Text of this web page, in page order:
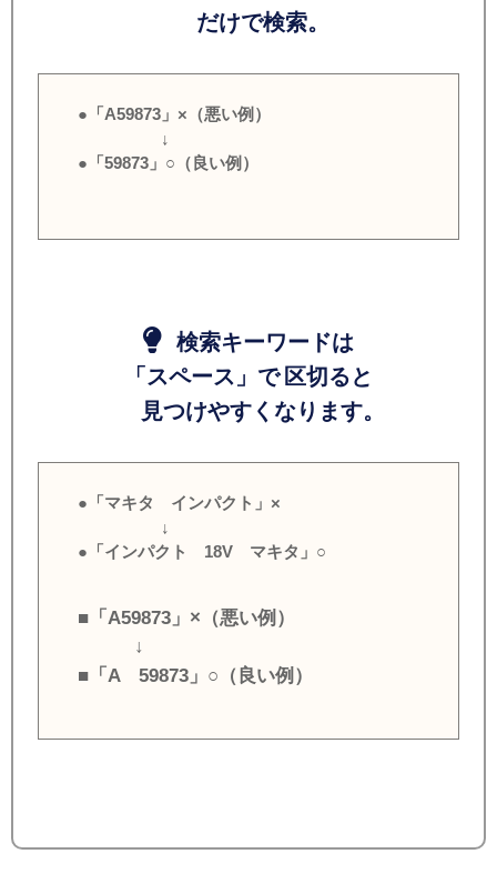
だけで検索。
●「A59873」×（悪い例）
↓
●「59873」○（良い例）
検索キーワードは
「スペース」で 区切ると
見つけやすくなります。
●「マキタ インパクト」×
↓
●「インパクト 18V マキタ」○
■「A59873」×（悪い例）
↓
■「A 59873」○（良い例）